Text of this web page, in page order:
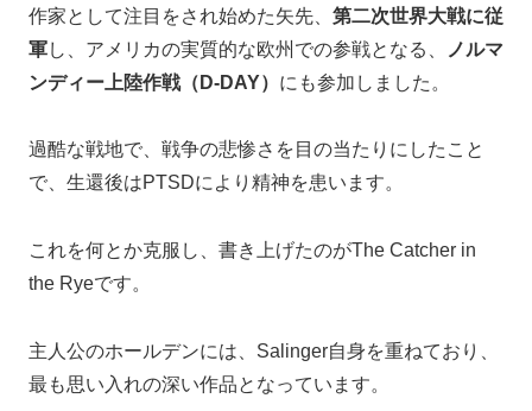
作家として注目をされ始めた矢先、 第二次世界大戦に従
軍し、アメリカの実質的な欧州での参戦となる、
ノルマ
ンディー上陸作戦（D-DAY） にも参加しました。
過酷な戦地で、戦争の悲惨さを目の当たりにしたこと
で、生還後はPTSDにより精神を患います。
これを何とか克服し、書き上げたのがThe Catcher in
the Ryeです。
主人公のホールデンには、Salinger自身を重ねており、
最も思い入れの深い作品となっています。